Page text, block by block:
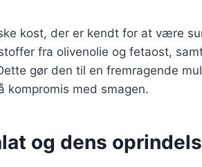
kost, der er kendt for at være
fra olivenolie og fetaost,
gør den til en fremragende
kompromis med smagen.
og dens